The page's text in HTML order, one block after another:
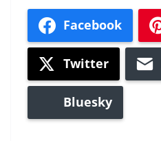
Facebook
Twitter
Bluesky